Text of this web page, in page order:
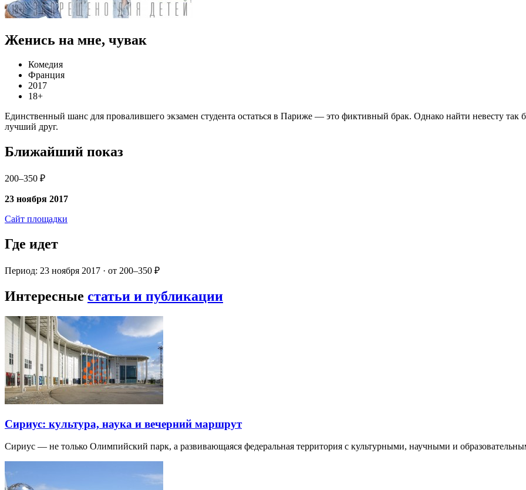
Женись на мне, чувак
Комедия
Франция
2017
18+
Единственный шанс для провалившего экзамен студента остаться в Париже — это фиктивный брак. Однако найти невесту
лучший друг.
Ближайший показ
200–350 ₽
23 ноября 2017
Сайт площадки
Где идет
Период: 23 ноября 2017 · от 200–350 ₽
Интересные статьи и публикации
Сириус: культура, наука и вечерний маршрут
Сириус — не только Олимпийский парк, а развивающаяся федеральная территория с культурными, научными и